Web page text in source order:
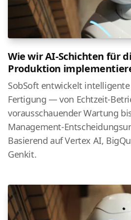
Wie wir AI-Schichten für
Produktion
SobSoft entwickelt
Fertigung — von Echtzeit-
vorausschauender Wartung
Management-
Basierend auf Vertex AI,
Genkit.